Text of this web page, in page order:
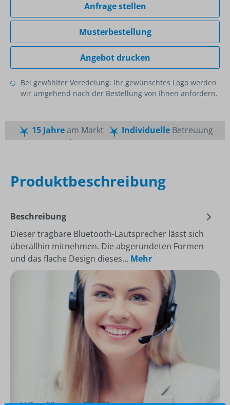
Anfrage stellen
Musterbestellung
Angebot drucken
Bei gewählter Veredelung: Ihr gewünschtes Logo werden
wir umgehend nach der Bestellung von Ihnen anfordern.
15 Jahream Markt IndividuelleBetreuung
Produktbeschreibung
Beschreibung
Dieser tragbare Bluetooth-Lautsprecher lässt sich
überallhin mitnehmen. Die abgerundeten Formen
und das flache Design dieses… Mehr